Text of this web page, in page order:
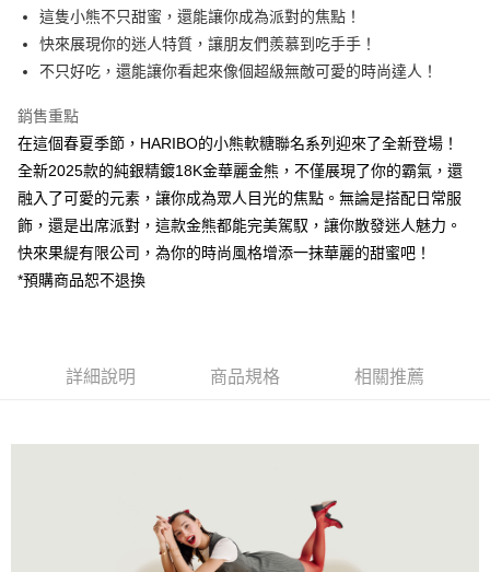
ATM付款
運送方式
每筆NT$100，滿NT$3,000(含以上)免運費
這隻小熊不只甜蜜，還能讓你成為派對的焦點！
快來展現你的迷人特質，讓朋友們羨慕到吃手手！
不只好吃，還能讓你看起來像個超級無敵可愛的時尚達人！
銷售重點
在這個春夏季節，HARIBO的小熊軟糖聯名系列迎來了全新登場！
全新2025款的純銀精鍍18K金華麗金熊，不僅展現了你的霸氣，還
融入了可愛的元素，讓你成為眾人目光的焦點。無論是搭配日常服
飾，還是出席派對，這款金熊都能完美駕馭，讓你散發迷人魅力。
快來果緹有限公司，為你的時尚風格增添一抹華麗的甜蜜吧！
*預購商品恕不退換
詳細說明 商品規格 相關推薦